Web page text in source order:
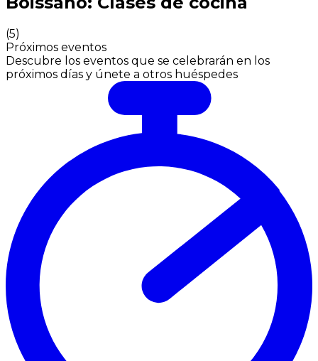
(5)
Próximos eventos
Descubre los eventos que se celebrarán en los
próximos días y únete a otros huéspedes